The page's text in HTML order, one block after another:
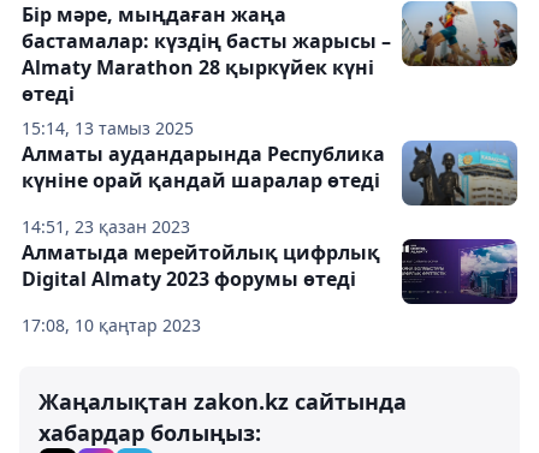
15:14, 13 тамыз 2025
Бір мәре, мыңдаған жаңа
бастамалар: күздің басты жарысы –
Almaty Marathon 28 қыркүйек күні
өтеді
14:51, 23 қазан 2023
Алматы аудандарында Республика
күніне орай қандай шаралар өтеді
17:08, 10 қаңтар 2023
Алматыда мерейтойлық цифрлық
Digital Almaty 2023 форумы өтеді
Жаңалықтан zakon.kz сайтында
хабардар болыңыз: